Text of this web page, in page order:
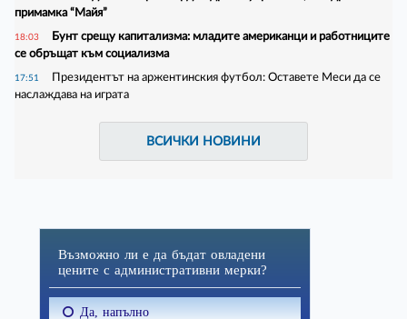
примамка “Майя”
18:03
Бунт срещу капитализма: младите американци и работниците
се обръщат към социализма
17:51
Президентът на аржентинския футбол: Оставете Меси да се
наслаждава на играта
ВСИЧКИ НОВИНИ